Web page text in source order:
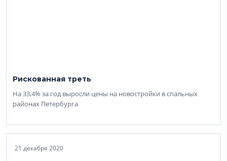
Рискованная треть
На 33,4% за год выросли цены на новостройки в спальных
районах Петербурга
21 декабря 2020